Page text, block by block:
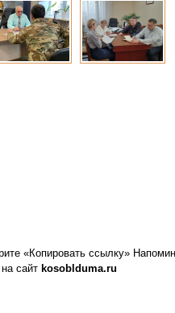
«Копировать ссылку»
сайт kosoblduma.ru